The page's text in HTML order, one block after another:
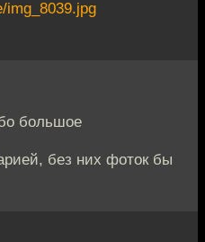
img_8039.jpg
большое
без них фоток бы